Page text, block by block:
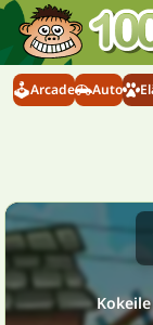
Arcade Auto